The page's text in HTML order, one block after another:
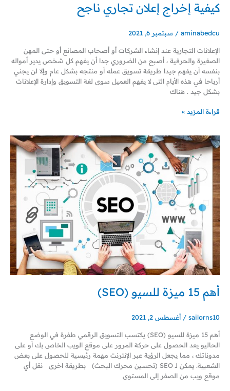
كيفية إخراج إعلان تجاري ناجح
aminabedcu
/ سبتمبر 6, 2021
الإعلانات التجارية عند إنشاء الشركات أو أصحاب المصانع أو حتى المهن
الصغيرة والحرفية ، أصبح من الضروري جدا أن يفهم كل شخص يدير أمواله
بنفسه أن يفهم جيدا طريقة تسويق عمله أو منتجه بشكل عام وإلا لن يجني
أرباحا في هذه الأيام التى لا يفهم العميل سوى لغة التسويق وإدارة الإعلانات
بشكل جيد . هناك
قراءة المزيد »
أهم 15 ميزة للسيو (SEO)
sailorns10
/ أغسطس 2, 2021
أهم 15 ميزة للسيو (SEO) يكتسب التسويق الرقمي طفرة في الوضع
الحاليو يعد الحصول على حركة المرور على موقع الويب الخاص بك أو على
مدوناتك ، مما يجعل الرؤية عبر الإنترنت مهمة رئيسية للحصول على بعض
الشعبية. يمكن لـ SEO (تحسين محرك البحث) بطريقة اخرى نقل أي
موقع ويب من الصفر إلى المستوى
أهم
15
ميزة
للسيو
(SEO)